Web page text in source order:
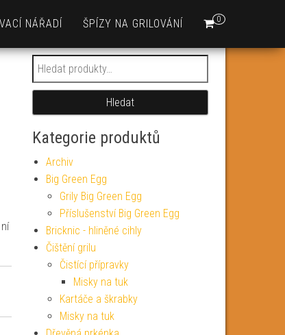
0
NÁŘADÍ ŠPÍZY NA GRILOVÁNÍ
Hledat:
Hledat
Kategorie produktů
Archiv
Big Green Egg
Grily Big Green Egg
Příslušenství Big Green Egg
Bricknic - hliněné cihly
Čištění grilu
Čistící přípravky
Misky na tuk
Kartáče a škrabky
Misky na tuk